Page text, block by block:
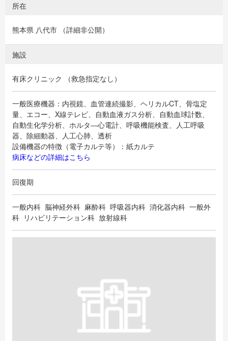
所在
熊本県 八代市 （詳細非公開）
施設
有床クリニック （救急指定なし）
一般医療機器：内視鏡、血管連続撮影、ヘリカルCT、骨塩定
量、エコー、X線テレビ、自動血液ガス分析、自動血球計数、
自動生化学分析、ホルタ―心電計、呼吸機能検査、人工呼吸
器、除細動器、人工心肺、透析
設備機器の特徴（電子カルテ等）：紙カルテ
病床などの詳細はこちら
回復期
一般内科 脳神経外科 麻酔科 呼吸器内科 消化器内科 一般外
科 リハビリテーション科 放射線科